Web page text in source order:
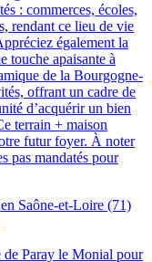
: commerces, écoles,
rendant ce lieu de vie
également la
touche apaisante à
de la Bourgogne-
offrant un cadre de
d’acquérir un bien
terrain + maison
futur foyer. À noter
pas mandatés pour